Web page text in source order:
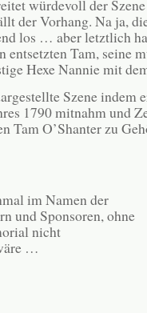
würdevoll der
der Vorhang. Na ja,
los … aber letztlich
entsetzten Tam, seine
Hexe Nannie mit
Szene indem
1790 mitnahm und
Tam O’Shanter zu
im Namen der
und Sponsoren, ohne
nicht
…